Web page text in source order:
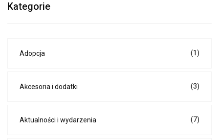
Kategorie
Adopcja (1)
Akcesoria i dodatki (3)
Aktualności i wydarzenia (7)